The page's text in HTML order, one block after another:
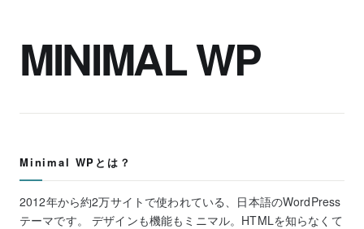
MINIMAL WP
Minimal WPとは？
2012年から約2万サイトで使われている、日本語のWordPress
テーマです。 デザインも機能もミニマル。HTMLを知らなくて